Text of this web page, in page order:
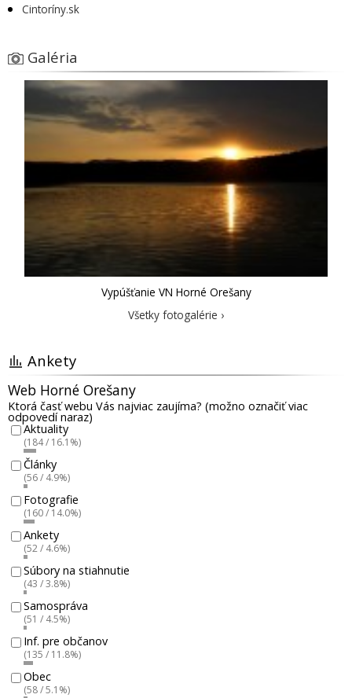
Cintoríny.sk
Galéria
Vypúšťanie VN Horné Orešany
Všetky fotogalérie ›
Ankety
Web Horné Orešany
Ktorá časť webu Vás najviac zaujíma? (možno označiť viac
odpovedí naraz)
Aktuality
(184 / 16.1%)
Články
(56 / 4.9%)
Fotografie
(160 / 14.0%)
Ankety
(52 / 4.6%)
Súbory na stiahnutie
(43 / 3.8%)
Samospráva
(51 / 4.5%)
Inf. pre občanov
(135 / 11.8%)
Obec
(58 / 5.1%)